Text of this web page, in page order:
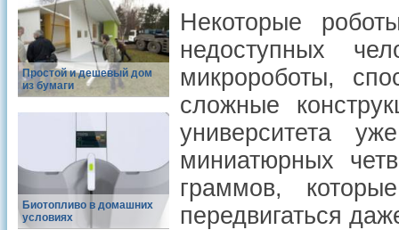
Простой и дешевый дом
из бумаги
Биотопливо в домашних
условиях
Некоторые
недоступных
микророботы,
сложные
университета
миниатюрных
граммов,
передвигаться